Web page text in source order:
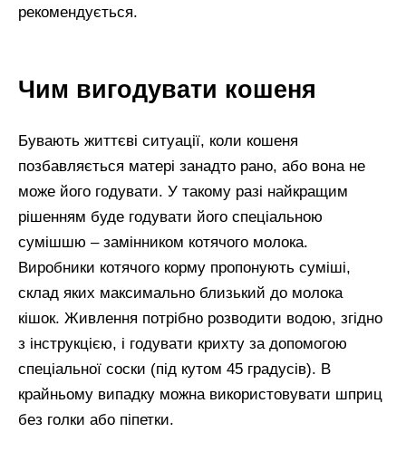
рекомендується.
Чим вигодувати кошеня
Бувають життєві ситуації, коли кошеня
позбавляється матері занадто рано, або вона не
може його годувати. У такому разі найкращим
рішенням буде годувати його спеціальною
сумішшю – замінником котячого молока.
Виробники котячого корму пропонують суміші,
склад яких максимально близький до молока
кішок. Живлення потрібно розводити водою, згідно
з інструкцією, і годувати крихту за допомогою
спеціальної соски (під кутом 45 градусів). В
крайньому випадку можна використовувати шприц
без голки або піпетки.